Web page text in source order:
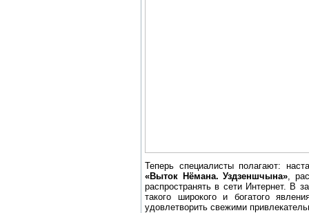
Теперь специалисты полагают:
«Выток Нёмана. Уздзеншчына»,
распространять в сети Интернет. В
такого широкого и богатого
удовлетворить свежими